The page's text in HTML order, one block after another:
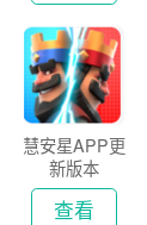
慧安星APP更
新版本
查看